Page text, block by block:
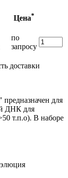
Цена*
по
запросу
доставки
для
ДНК для
т.п.о). В наборе